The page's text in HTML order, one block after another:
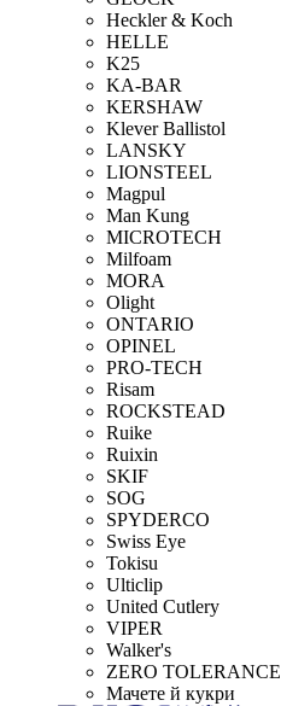
Heckler & Koch
HELLE
K25
KA-BAR
KERSHAW
Klever Ballistol
LANSKY
LIONSTEEL
Magpul
Man Kung
MICROTECH
Milfoam
MORA
Olight
ONTARIO
OPINEL
PRO-TECH
Risam
ROCKSTEAD
Ruike
Ruixin
SKIF
SOG
SPYDERCO
Swiss Eye
Tokisu
Ulticlip
United Cutlery
VIPER
Walker's
ZERO TOLERANCE
Мачете й кукри